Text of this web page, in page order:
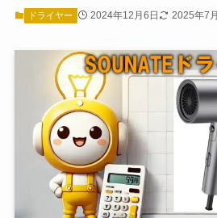
ドライヤー 2024年12月6日 2025年7